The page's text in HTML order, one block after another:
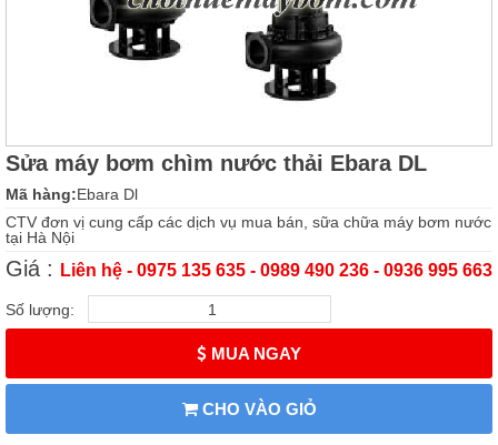
Sửa máy bơm chìm nước thải Ebara DL
Mã hàng:Ebara Dl
CTV đơn vị cung cấp các dịch vụ mua bán, sữa chữa máy bơm nước
tại Hà Nội
Giá : Liên hệ - 0975 135 635 - 0989 490 236 - 0936 995 663
Số lượng:
MUA NGAY
CHO VÀO GIỎ